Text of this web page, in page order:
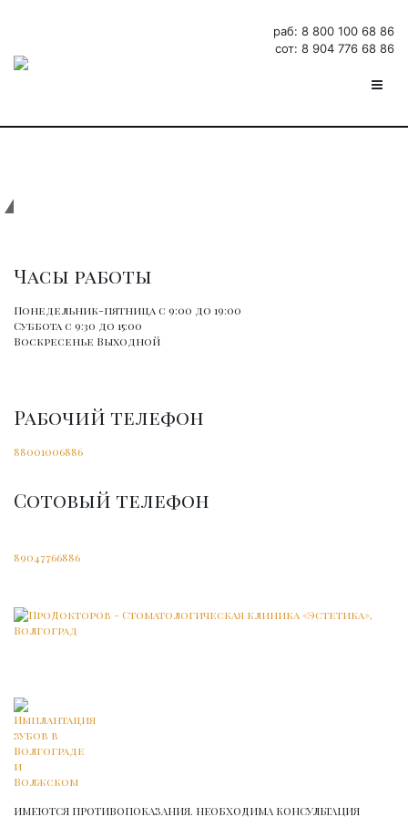
раб: 8 800 100 68 86
сот: 8 904 776 68 86
Часы работы
Понедельник-пятницас 9:00 до 19:00
Субботас 9:30 до 15:00
Воскресенье Выходной
Рабочий телефон
88001006886
Сотовый телефон
89047766886
ИМЕЮТСЯ ПРОТИВОПОКАЗАНИЯ. НЕОБХОДИМА КОНСУЛЬТАЦИЯ